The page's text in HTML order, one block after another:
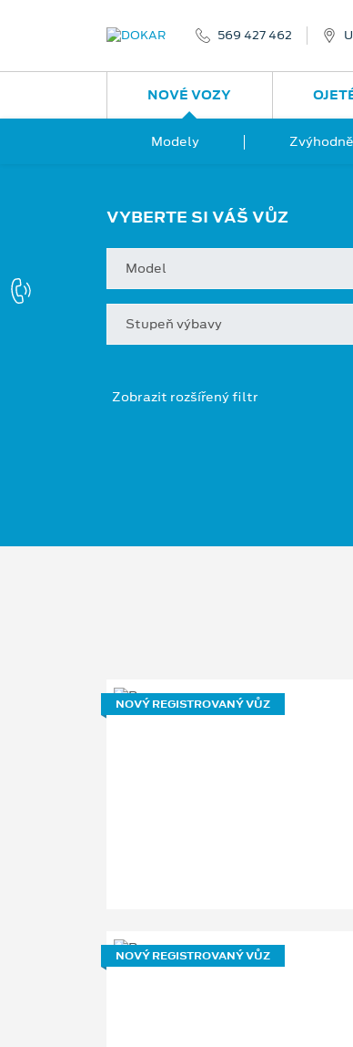
569 427 462
NOVÉ VOZY
Modely
VYBERTE SI VÁŠ VŮZ
Model
Stupeň výbavy
Zobrazit rozšířený filtr
NOVÝ REGISTROVANÝ VŮZ
NOVÝ REGISTROVANÝ VŮZ